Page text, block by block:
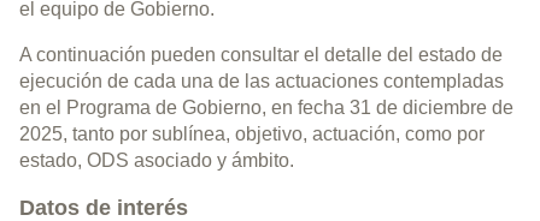
el equipo de Gobierno.
A continuación pueden consultar el detalle del estado de
ejecución de cada una de las actuaciones contempladas
en el Programa de Gobierno, en fecha 31 de diciembre de
2025, tanto por sublínea, objetivo, actuación, como por
estado, ODS asociado y ámbito.
Datos de interés